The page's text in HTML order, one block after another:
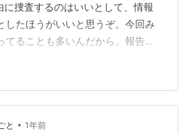
捜査するのはいいとして、情報
したほうがいいと思うぞ。今回み
てることも多いんだから。報告し
う負担にはならないはず。 凍結
査にあまり関係ないのでは…法律
も器物）裁判等ではそう扱うしか
そこまで意識しなくていいんじ
と • 1年前